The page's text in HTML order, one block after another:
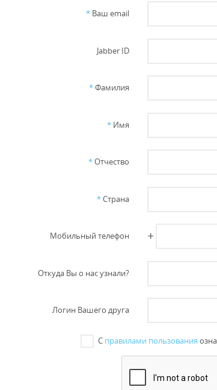
* Ваш email
Jabber ID
*Фамилия
* Имя
*Отчество
*Страна
Мобильный телефон +
Откуда Вы о нас узнали?
Логин Вашего друга
С правилами пользования